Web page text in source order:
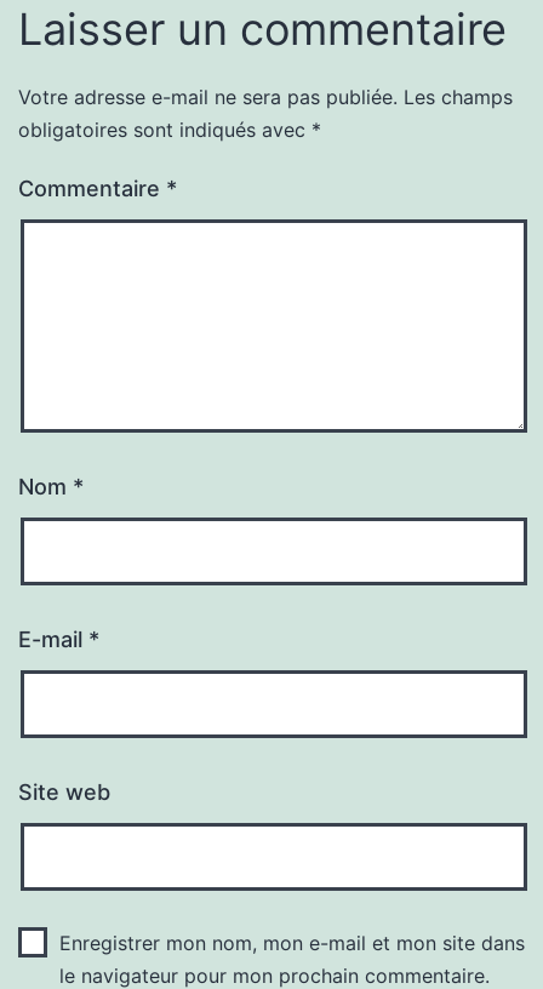
Laisser un commentaire
Votre adresse e-mail ne sera pas publiée. Les champs
obligatoires sont indiqués avec *
Commentaire *
Nom *
E-mail *
Site web
Enregistrer mon nom, mon e-mail et mon site dans
le navigateur pour mon prochain commentaire.